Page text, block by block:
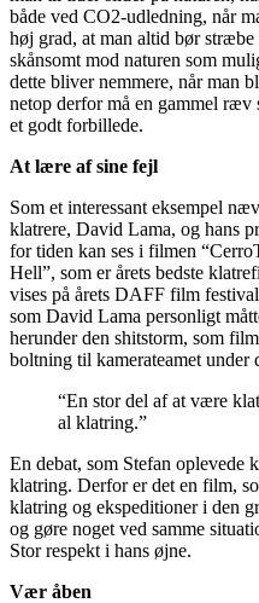
både ved CO2-udledning, når
høj grad, at man altid bør stræbe
skånsomt mod naturen som
dette bliver nemmere, når man
netop derfor må en gammel
et godt forbillede.
At lære af sine fejl
Som et interessant eksempel
klatrere, David Lama, og hans
for tiden kan ses i filmen
Hell”, som er årets bedste
vises på årets DAFF film
som David Lama personligt
herunder den shitstorm, som
boltning til kamerateamet under
“En stor del af at være
al klatring.”
En debat, som Stefan
klatring. Derfor er det en film,
klatring og ekspeditioner i den
og gøre noget ved samme
Stor respekt i hans øjne.
Vær åben